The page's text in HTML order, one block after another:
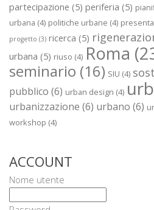
partecipazione (5) periferia (5)
urbana (4) politiche urbane (4)
progetto (3) ricerca (5)
urbana (5) riuso (4) Roma
seminario (16) SIU (4)
pubblico (6) urban design (4)
urbanizzazione (6) urbano (6)
workshop (4)
ACCOUNT
Nome utente